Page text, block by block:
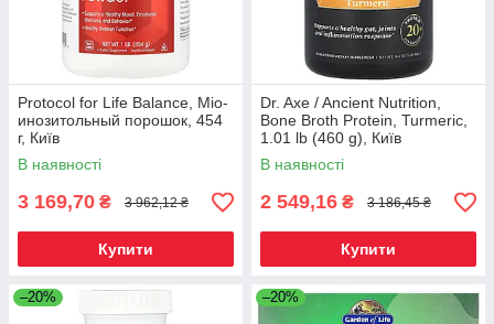
Protocol for Life Balance, Міо-
инозитольный порошок, 454
г, Київ
В наявності
3 169,70 ₴ 3 962,12 ₴
Купити
Dr. Axe / Ancient Nutrition,
Bone Broth Protein, Turmeric,
1.01 lb (460 g), Київ
В наявності
2 549,16 ₴ 3 186,45 ₴
Купити
–20% –20%